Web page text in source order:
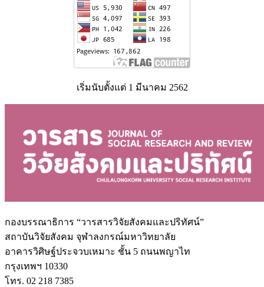
เริ่มนับตั้งแต่ 1 มีนาคม 2562
กองบรรณาธิการ “วารสารวิจัยสังคมและปริทัศน์”
สถาบันวิจัยสังคม จุฬาลงกรณ์มหาวิทยาลัย
อาคารวิศิษฐ์ประจวบเหมาะ ชั้น 5 ถนนพญาไท
กรุงเทพฯ 10330
โทร. 02 218 7385